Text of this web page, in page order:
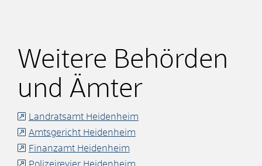
Weitere Behörden
und Ämter
Landratsamt Heidenheim
Amtsgericht Heidenheim
Finanzamt Heidenheim
Polizeirevier Heidenheim